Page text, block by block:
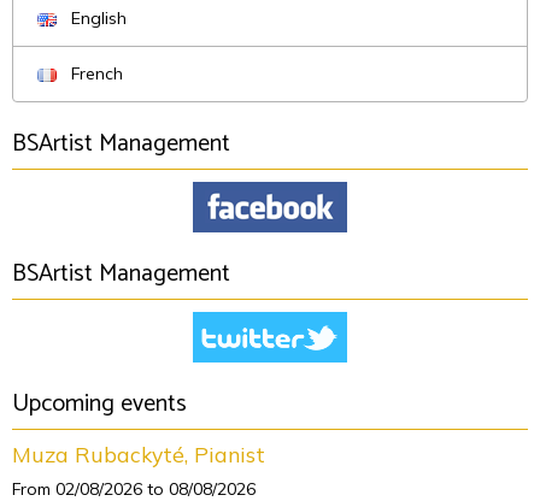
English
French
BSArtist Management
BSArtist Management
Upcoming events
Muza Rubackyté, Pianist
From 02/08/2026 to 08/08/2026